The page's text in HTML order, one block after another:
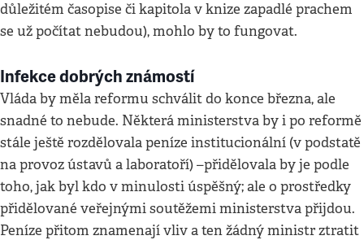
důležitém časopise či kapitola v knize zapadlé prachem
se už počítat nebudou), mohlo by to fungovat.
Infekce dobrých známostí
Vláda by měla reformu schválit do konce března, ale
snadné to nebude. Některá ministerstva by i po reformě
stále ještě rozdělovala peníze institucionální (v podstatě
na provoz ústavů a laboratoří) –přidělovala by je podle
toho, jak byl kdo v minulosti úspěšný; ale o prostředky
přidělované veřejnými soutěžemi ministerstva přijdou.
Peníze přitom znamenají vliv a ten žádný ministr ztratit